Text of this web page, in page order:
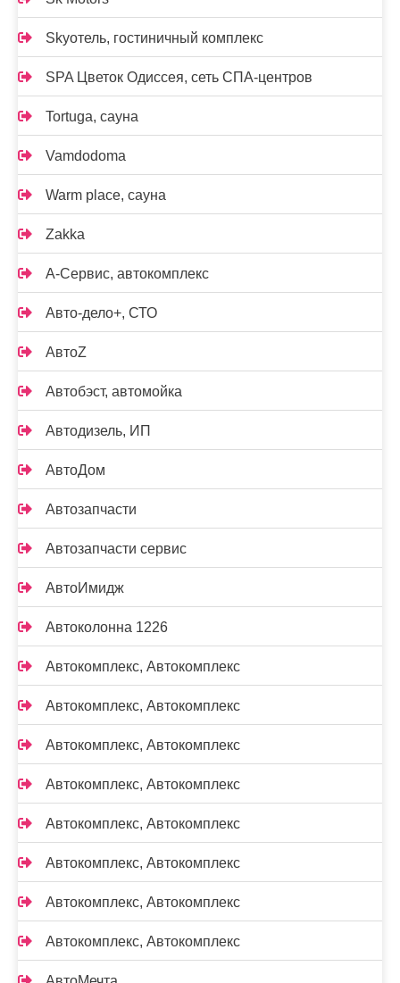
Skyотель, гостиничный комплекс
SPA Цветок Одиссея, сеть СПА-центров
Tortuga, сауна
Vamdodoma
Warm place, сауна
Zakka
А-Сервис, автокомплекс
Авто-дело+, СТО
АвтоZ
Автобэст, автомойка
Автодизель, ИП
АвтоДом
Автозапчасти
Автозапчасти сервис
АвтоИмидж
Автоколонна 1226
Автокомплекс, Автокомплекс
Автокомплекс, Автокомплекс
Автокомплекс, Автокомплекс
Автокомплекс, Автокомплекс
Автокомплекс, Автокомплекс
Автокомплекс, Автокомплекс
Автокомплекс, Автокомплекс
Автокомплекс, Автокомплекс